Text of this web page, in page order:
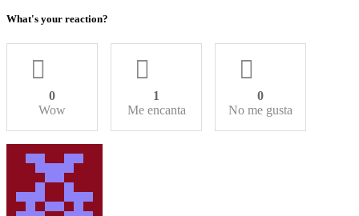
What's your reaction?
0
Wow
1
Me encanta
0
No me gusta